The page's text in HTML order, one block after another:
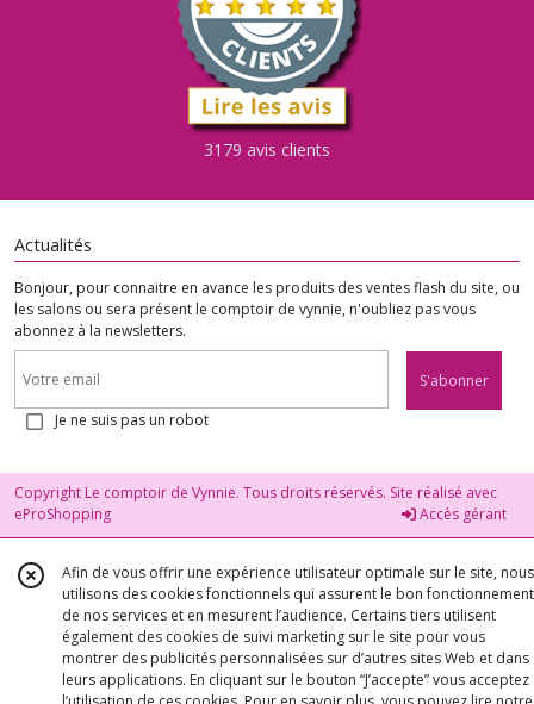
3179 avis clients
Actualités
Bonjour, pour connaitre en avance les produits des ventes flash du site, ou
les salons ou sera présent le comptoir de vynnie, n'oubliez pas vous
abonnez à la newsletters.
S'abonner
Je ne suis pas un robot
Copyright Le comptoir de Vynnie. Tous droits réservés. Site réalisé avec
eProShopping
Accès gérant
Afin de vous offrir une expérience utilisateur optimale sur le site, nous
utilisons des cookies fonctionnels qui assurent le bon fonctionnement
de nos services et en mesurent l’audience. Certains tiers utilisent
également des cookies de suivi marketing sur le site pour vous
montrer des publicités personnalisées sur d’autres sites Web et dans
leurs applications. En cliquant sur le bouton “J’accepte” vous acceptez